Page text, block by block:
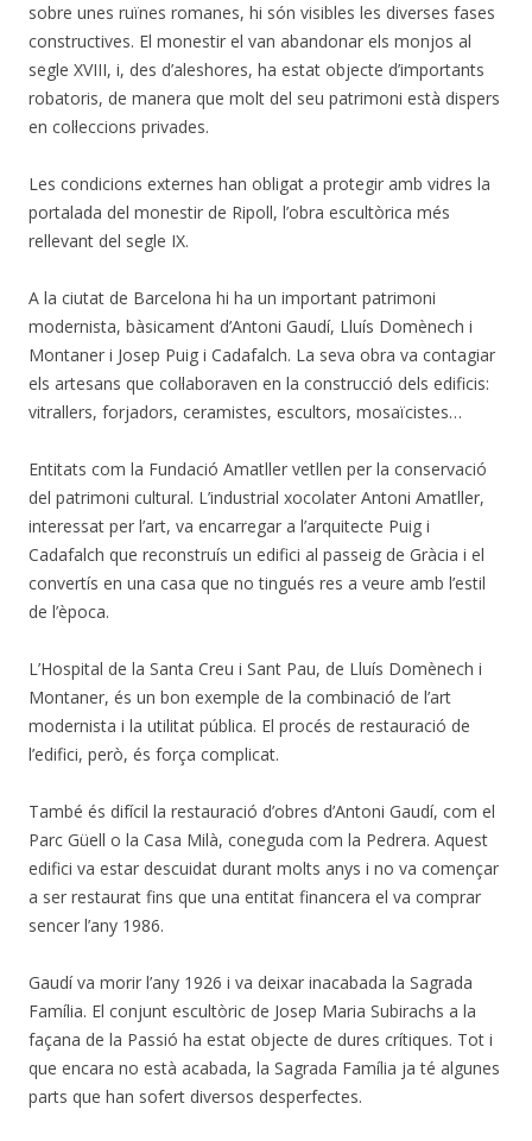
sobre unes ruïnes romanes, hi són visibles les diverses fases
constructives. El monestir el van abandonar els monjos al
segle XVIII, i, des d’aleshores, ha estat objecte d’importants
robatoris, de manera que molt del seu patrimoni està dispers
en col·leccions privades.
Les condicions externes han obligat a protegir amb vidres la
portalada del monestir de Ripoll, l’obra escultòrica més
rellevant del segle IX.
A la ciutat de Barcelona hi ha un important patrimoni
modernista, bàsicament d’Antoni Gaudí, Lluís Domènech i
Montaner i Josep Puig i Cadafalch. La seva obra va contagiar
els artesans que col·laboraven en la construcció dels edificis:
vitrallers, forjadors, ceramistes, escultors, mosaïcistes…
Entitats com la Fundació Amatller vetllen per la conservació
del patrimoni cultural. L’industrial xocolater Antoni Amatller,
interessat per l’art, va encarregar a l’arquitecte Puig i
Cadafalch que reconstruís un edifici al passeig de Gràcia i el
convertís en una casa que no tingués res a veure amb l’estil
de l’època.
L’Hospital de la Santa Creu i Sant Pau, de Lluís Domènech i
Montaner, és un bon exemple de la combinació de l’art
modernista i la utilitat pública. El procés de restauració de
l’edifici, però, és força complicat.
També és difícil la restauració d’obres d’Antoni Gaudí, com el
Parc Güell o la Casa Milà, coneguda com la Pedrera. Aquest
edifici va estar descuidat durant molts anys i no va començar
a ser restaurat fins que una entitat financera el va comprar
sencer l’any 1986.
Gaudí va morir l’any 1926 i va deixar inacabada la Sagrada
Família. El conjunt escultòric de Josep Maria Subirachs a la
façana de la Passió ha estat objecte de dures crítiques. Tot i
que encara no està acabada, la Sagrada Família ja té algunes
parts que han sofert diversos desperfectes.